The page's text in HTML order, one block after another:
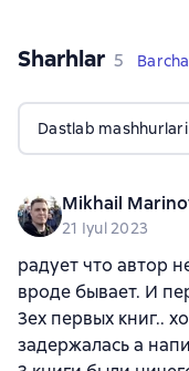
Sharhlar 5
5
Dastlab mashhurlari
Mikhail
21 Iyul 2023
радует что автор
вроде бывает. И
3ех первых книг..
задержалась а